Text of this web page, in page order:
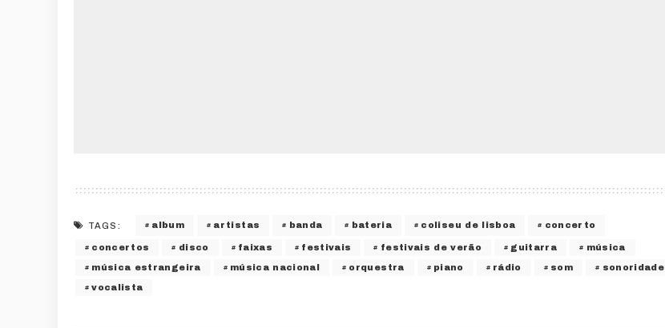
TAGS: album artistas banda bateria coliseu de lisboa concerto
concertos disco faixas festivais festivais de verão guitarra música
música estrangeira música nacional orquestra piano rádio som sonoridade
vocalista